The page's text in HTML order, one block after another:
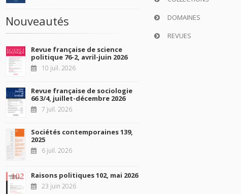
Nouveautés
Revue française de science
politique 76-2, avril-juin 2026
10 juil. 2026
Revue française de sociologie
66 3/4, juillet-décembre 2026
7 juil. 2026
Sociétés contemporaines 139,
2025
6 juil. 2026
Raisons politiques 102, mai 2026
23 juin 2026
DOMAINES
REVUES